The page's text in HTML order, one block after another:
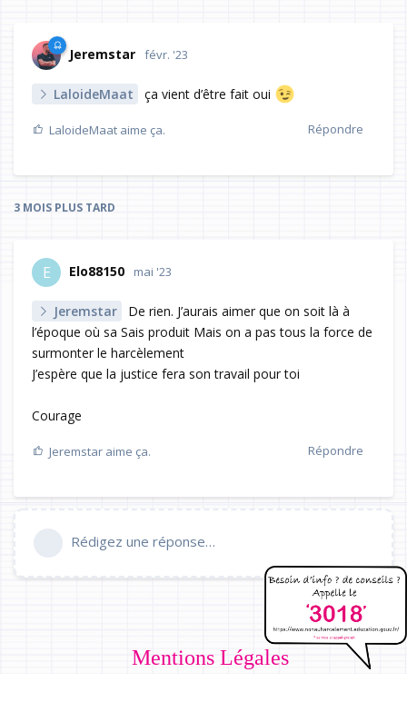
Jeremstar févr. '23
LaloideMaat ça vient d’être fait oui
Répondre
LaloideMaat aime ça.
3 MOIS PLUS TARD
E Elo88150 mai '23
Jeremstar
De rien. J’aurais aimer que on soit là à
l’époque où sa Sais produit Mais on a pas tous la force de
surmonter le harcèlement
J’espère que la justice fera son travail pour toi
Courage
Répondre
Jeremstar aime ça.
Rédigez une réponse…
Mentions Légales